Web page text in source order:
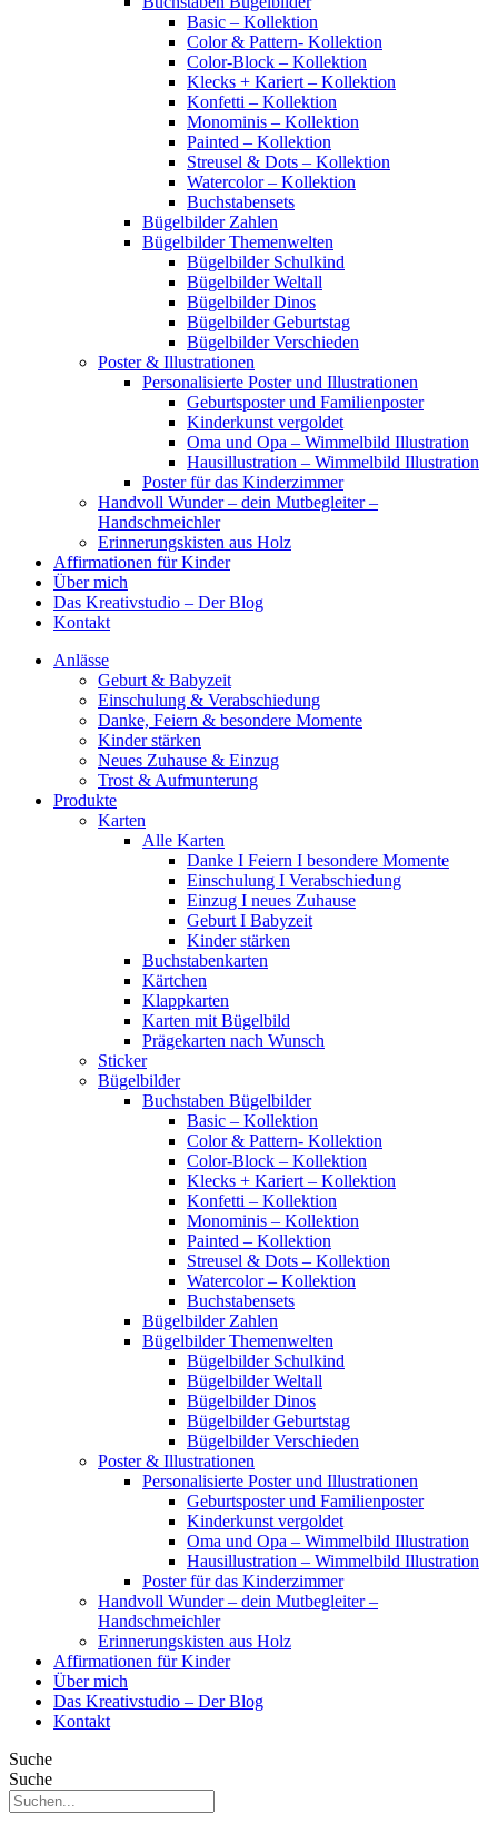
Basic – Kollektion
Color & Pattern- Kollektion
Color-Block – Kollektion
Klecks + Kariert – Kollektion
Konfetti – Kollektion
Monominis – Kollektion
Painted – Kollektion
Streusel & Dots – Kollektion
Watercolor – Kollektion
Buchstabensets
Bügelbilder Zahlen
Bügelbilder Themenwelten
Bügelbilder Schulkind
Bügelbilder Weltall
Bügelbilder Dinos
Bügelbilder Geburtstag
Bügelbilder Verschieden
Poster & Illustrationen
Personalisierte Poster und Illustrationen
Geburtsposter und Familienposter
Kinderkunst vergoldet
Oma und Opa – Wimmelbild Illustration
Hausillustration – Wimmelbild Illustration
Poster für das Kinderzimmer
Handvoll Wunder – dein Mutbegleiter –
Handschmeichler
Erinnerungskisten aus Holz
Affirmationen für Kinder
Über mich
Das Kreativstudio – Der Blog
Kontakt
Anlässe
Geburt & Babyzeit
Einschulung & Verabschiedung
Danke, Feiern & besondere Momente
Kinder stärken
Neues Zuhause & Einzug
Trost & Aufmunterung
Produkte
Karten
Alle Karten
Danke I Feiern I besondere Momente
Einschulung I Verabschiedung
Einzug I neues Zuhause
Geburt I Babyzeit
Kinder stärken
Buchstabenkarten
Kärtchen
Klappkarten
Karten mit Bügelbild
Prägekarten nach Wunsch
Sticker
Bügelbilder
Buchstaben Bügelbilder
Basic – Kollektion
Color & Pattern- Kollektion
Color-Block – Kollektion
Klecks + Kariert – Kollektion
Konfetti – Kollektion
Monominis – Kollektion
Painted – Kollektion
Streusel & Dots – Kollektion
Watercolor – Kollektion
Buchstabensets
Bügelbilder Zahlen
Bügelbilder Themenwelten
Bügelbilder Schulkind
Bügelbilder Weltall
Bügelbilder Dinos
Bügelbilder Geburtstag
Bügelbilder Verschieden
Poster & Illustrationen
Personalisierte Poster und Illustrationen
Geburtsposter und Familienposter
Kinderkunst vergoldet
Oma und Opa – Wimmelbild Illustration
Hausillustration – Wimmelbild Illustration
Poster für das Kinderzimmer
Handvoll Wunder – dein Mutbegleiter –
Handschmeichler
Erinnerungskisten aus Holz
Affirmationen für Kinder
Über mich
Das Kreativstudio – Der Blog
Kontakt
Suche
Suche